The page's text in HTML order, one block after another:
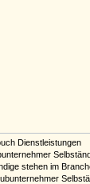
Dienstleistungen
stehen im